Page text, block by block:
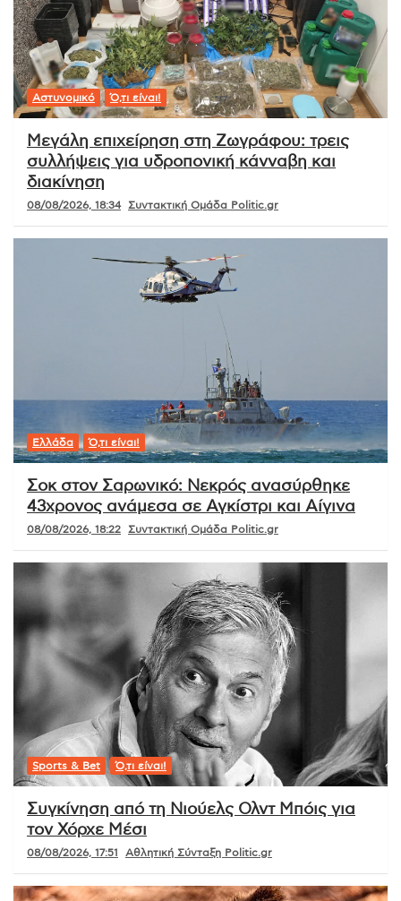
Αστυνομικό Ό,τι είναι!
Μεγάλη επιχείρηση στη Ζωγράφου: τρεις
συλλήψεις για υδροπονική κάνναβη και
διακίνηση
08/08/2026, 18:34 Συντακτική Ομάδα Politic.gr
Ελλάδα Ό,τι είναι!
Σοκ στον Σαρωνικό: Νεκρός ανασύρθηκε
43χρονος ανάμεσα σε Αγκίστρι και Αίγινα
08/08/2026, 18:22 Συντακτική Ομάδα Politic.gr
Sports & Bet Ό,τι είναι!
Συγκίνηση από τη Νιούελς Ολντ Μπόις για
τον Χόρχε Μέσι
08/08/2026, 17:51 Αθλητική Σύνταξη Politic.gr